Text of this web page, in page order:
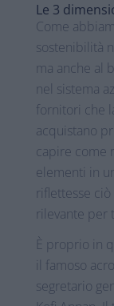
Le 3
Come
sostenibilità
ma anche al
nel sistema
fornitori che
acquistano
capire come
elementi in
riflettesse
rilevante per
È proprio in
il famoso
segretario